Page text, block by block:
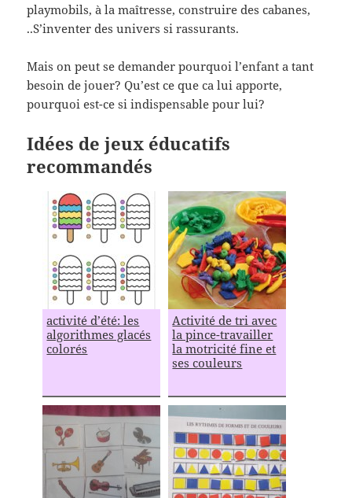
playmobils, à la maîtresse, construire des cabanes,
..S’inventer des univers si rassurants.
Mais on peut se demander pourquoi l’enfant a tant
besoin de jouer? Qu’est ce que ca lui apporte,
pourquoi est-ce si indispensable pour lui?
Idées de jeux éducatifs
recommandés
activité d’été: les
algorithmes glacés
colorés
Activité de tri avec
la pince-travailler
la motricité fine et
ses couleurs